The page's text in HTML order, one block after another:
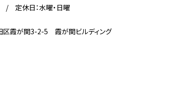
定休日：水曜・日曜
区霞が関3-2-5 霞が関ビルディング